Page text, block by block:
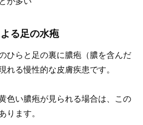
る足の水疱
ひらと足の裏に膿疱（膿を含んだ
れる慢性的な皮膚疾患です。
色い膿疱が見られる場合は、この
ります。